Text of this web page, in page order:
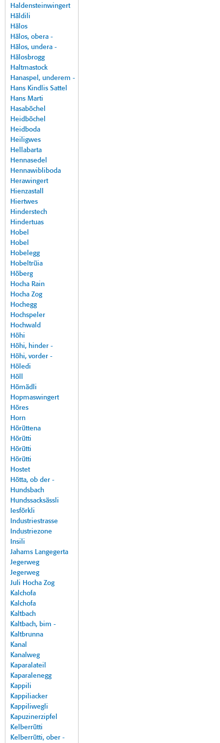
Haldensteinwingert
Häldili
Hälos
Hälos, obera -
Hälos, undera -
Hälosbrogg
Haltmastock
Hanaspel, underem -
Hans Kindlis Sattel
Hans Marti
Hasaböchel
Heidböchel
Heidboda
Heiligwes
Hellabarta
Hennasedel
Hennawibliboda
Herawingert
Hienzastall
Hiertwes
Hinderstech
Hindertuas
Hobel
Hobel
Hobelegg
Hobeltrüia
Höberg
Hocha Rain
Hocha Zog
Hochegg
Hochspeler
Hochwald
Höhi
Höhi, hinder -
Höhi, vorder -
Höledi
Höll
Hömädli
Hopmaswingert
Höres
Horn
Hörüttena
Hörütti
Hörütti
Hörütti
Hostet
Hötta, ob der -
Hundsbach
Hundssacksässli
Iesförkli
Industriestrasse
Industriezone
Insili
Jahams Langegerta
Jegerweg
Jegerweg
Juli Hocha Zog
Kalchofa
Kalchofa
Kaltbach
Kaltbach, bim -
Kaltbrunna
Kanal
Kanalweg
Kaparalateil
Kaparalenegg
Kappili
Kappiliacker
Kappiliwegli
Kapuzinerzipfel
Kelberrütti
Kelberrütti, ober -